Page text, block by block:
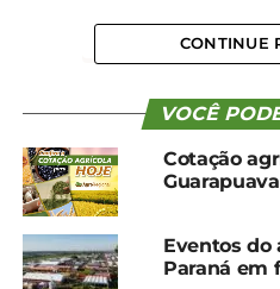
Facebook
Relacionado
Cotação agrícola para a
região de Guarapuava e
Irati
5 de dezembro, 2024
Em "Guarapuava"
CONTINUE
VOCÊ
Cotação
Eventos
Paraná em